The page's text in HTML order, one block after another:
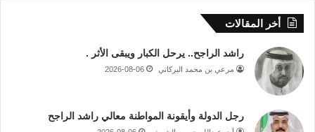
أخر المقالات
راشد الراجح.. يرحل الكبار ويبقى الأثر .
مرعي بن محمد البركاتي 2026-08-06
رجل الدولة وأيقونة المواطنة معالي راشد الراجح